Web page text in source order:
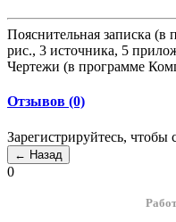
Пояснительная записка (в
рис., 3 источника, 5
Чертежи (в программе
Отзывов (0)
Зарегистрируйтесь, чтобы
0